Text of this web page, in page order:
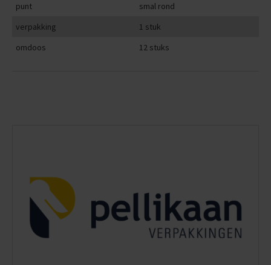
punt
smal rond
verpakking
1 stuk
omdoos
12 stuks